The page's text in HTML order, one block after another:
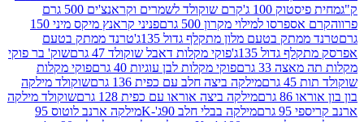
100 ג'
קרם שוקולד לשמרים וקראנצ'ים 500 גרם
למילוי מקרון 500 גרם
פניני קראנץ מיקס מיני 150
בטעם מלון מתקלף גדול 135ג'
טרנד ממתק בטעם
גדול 135ג'
פוקי מקלות דאבל שוקולד 47 גרם
שוק' בר פוקי
33 גרם
פוקי מקלות לבן עוגיות 40 גרם
פוקי מקלות
מילקה ביצה חלב עם כפית 136 גרם
שוקולד מילקה
מילקה ביצה אוראו עם כפית 128 גרם
שוקולד מילקה
מילקה בבלי חלב 90ג'-K
מילקה ארנב לוטוס 95